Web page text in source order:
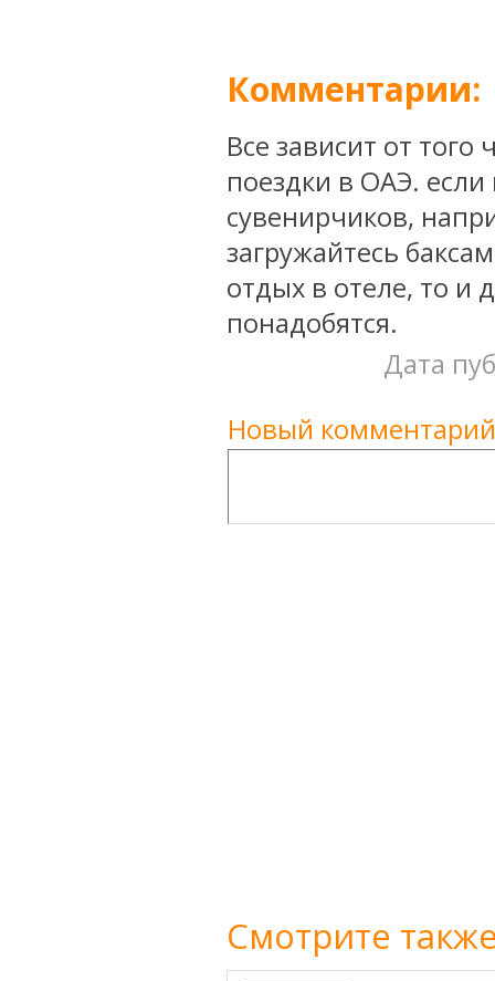
Комментарии:
Все зависит от
поездки в ОАЭ.
сувенирчиков,
загружайтесь
отдых в отеле, то и
понадобятся.
Дата
Новый
Смотрите